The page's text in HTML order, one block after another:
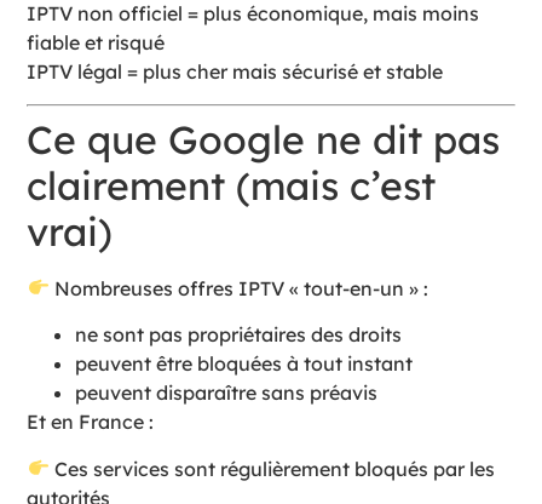
IPTV non officiel = plus économique, mais moins
fiable et risqué
IPTV légal = plus cher mais sécurisé et stable
Ce que Google ne dit pas
clairement (mais c’est
vrai)
Nombreuses offres IPTV « tout-en-un » :
ne sont pas propriétaires des droits
peuvent être bloquées à tout instant
peuvent disparaître sans préavis
Et en France :
Ces services sont régulièrement bloqués par les
autorités